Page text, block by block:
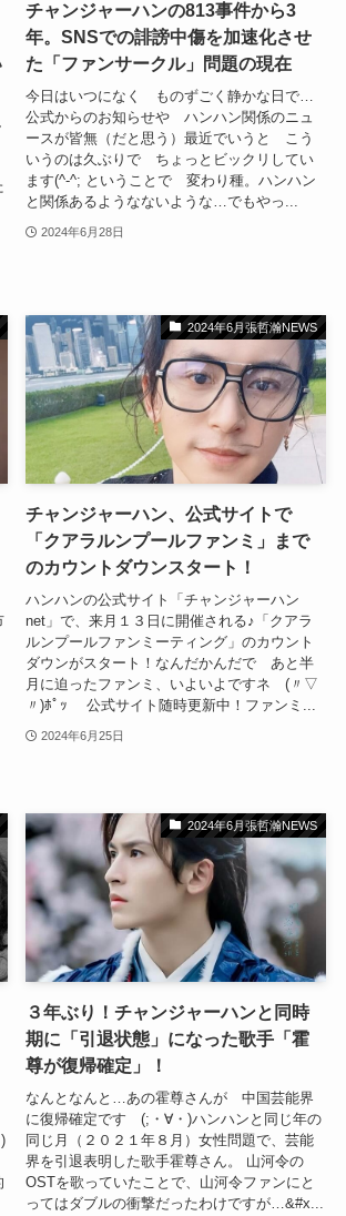
チャンジャーハンの813事件から3
年。SNSでの誹謗中傷を加速化させ
た「ファンサークル」問題の現在
今日はいつになく ものずごく静かな日で…
公式からのお知らせや ハンハン関係のニュ
ースが皆無（だと思う）最近でいうと こう
いうのは久ぶりで ちょっとビックリしてい
ます(^-^; ということで 変わり種。ハンハン
と関係あるようなないような…でもやっ...
2024年6月28日
2024年6月張哲瀚NEWS
チャンジャーハン、公式サイトで
「クアラルンプールファンミ」まで
のカウントダウンスタート！
ハンハンの公式サイト「チャンジャーハン
net」で、来月１３日に開催される♪「クアラ
ルンプールファンミーティング」のカウント
ダウンがスタート！なんだかんだで あと半
月に迫ったファンミ、いよいよですネ (〃▽
〃)ﾎﾟｯ 公式サイト随時更新中！ファンミ...
2024年6月25日
2024年6月張哲瀚NEWS
３年ぶり！チャンジャーハンと同時
期に「引退状態」になった歌手「霍
尊が復帰確定」！
なんとなんと…あの霍尊さんが 中国芸能界
に復帰確定です (;・∀・)ハンハンと同じ年の
同じ月（２０２１年８月）女性問題で、芸能
界を引退表明した歌手霍尊さん。 山河令の
OSTを歌っていたことで、山河令ファンにと
ってはダブルの衝撃だったわけですが…&#x...